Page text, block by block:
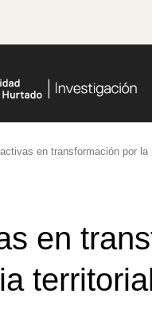
en transformación por
en